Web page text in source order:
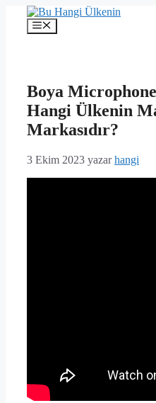
İçeriğe
Menü
Boya
Hangi Ülkenin
Markasıdır?
3 Ekim 2023 yazarhangi